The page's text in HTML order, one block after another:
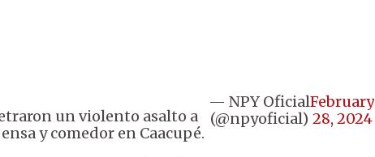
un violento asalto a
y comedor en Caacupé.
— NPY Oficial
(@npyoficial)
February
28, 2024